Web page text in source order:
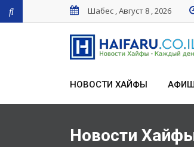
Шабес , Август 8 , 2026
НОВОСТИ ХАЙФЫ
Новости